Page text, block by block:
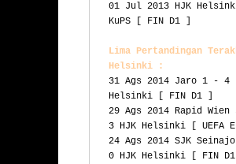
01 Jul 2013 HJK
KuPS [ FIN D1 ]
Lima Pertandingan
Helsinki :
31 Ags 2014 Jaro 1 - 4
Helsinki [ FIN D1 ]
29 Ags 2014 Rapid
3 HJK Helsinki [ UEFA
24 Ags 2014 SJK
0 HJK Helsinki [ FIN D1